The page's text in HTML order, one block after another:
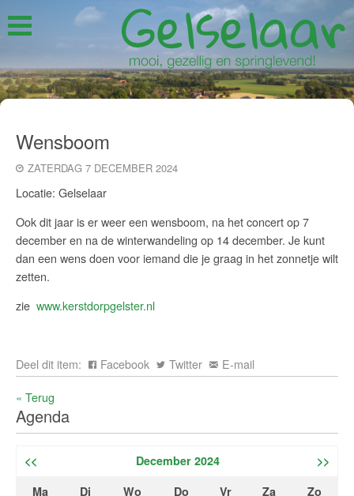
Wensboom
ZATERDAG 7 DECEMBER 2024
Locatie: Gelselaar
Ook dit jaar is er weer een wensboom, na het concert op 7
december en na de winterwandeling op 14 december. Je kunt
dan een wens doen voor iemand die je graag in het zonnetje wilt
zetten.
zie www.kerstdorpgelster.nl
Deel dit item: Facebook Twitter
E-mail
« Terug
Agenda
<< December 2024
>>
Ma
Di Wo Do Vr Za Zo